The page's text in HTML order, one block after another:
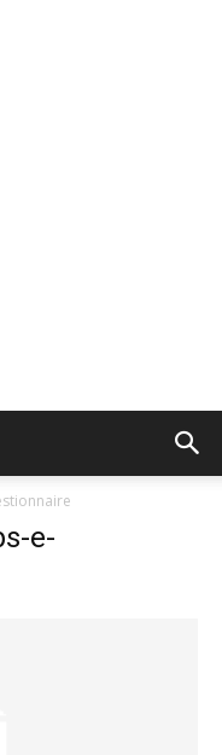
e-